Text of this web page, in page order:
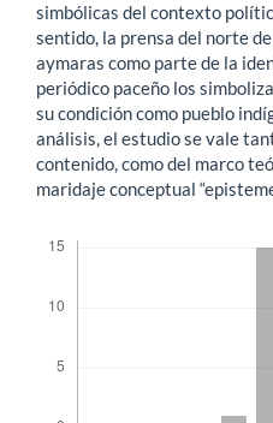
simbólicas del contexto
sentido, la prensa del norte
aymaras como parte de la
periódico paceño los
su condición como pueblo
análisis, el estudio se vale
contenido, como del marco
maridaje conceptual